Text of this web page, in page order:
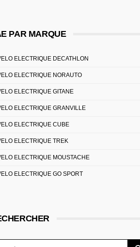
PAR MARQUE
ELECTRIQUE DECATHLON
ELECTRIQUE NORAUTO
ELECTRIQUE GITANE
ELECTRIQUE GRANVILLE
ELECTRIQUE CUBE
ELECTRIQUE TREK
ELECTRIQUE MOUSTACHE
ELECTRIQUE GO SPORT